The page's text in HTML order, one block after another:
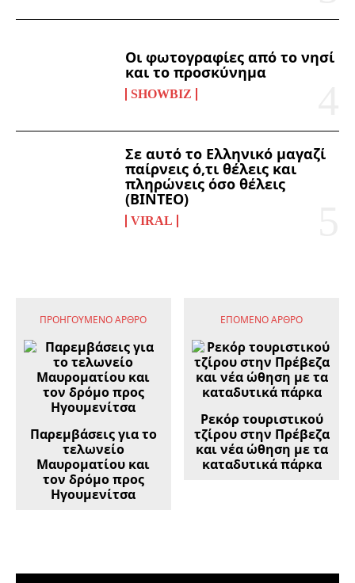
Οι φωτογραφίες από το νησί
και το προσκύνημα
SHOWBIZ
Σε αυτό το Ελληνικό μαγαζί
παίρνεις ό,τι θέλεις και
πληρώνεις όσο θέλεις
(ΒΙΝΤΕΟ)
VIRAL
ΠΡΟΗΓΟΎΜΕΝΟ ΆΡΘΡΟ
Παρεμβάσεις για το
τελωνείο
Μαυροματίου και
τον δρόμο προς
Ηγουμενίτσα
ΕΠΌΜΕΝΟ ΆΡΘΡΟ
Ρεκόρ τουριστικού
τζίρου στην Πρέβεζα
και νέα ώθηση με τα
καταδυτικά πάρκα